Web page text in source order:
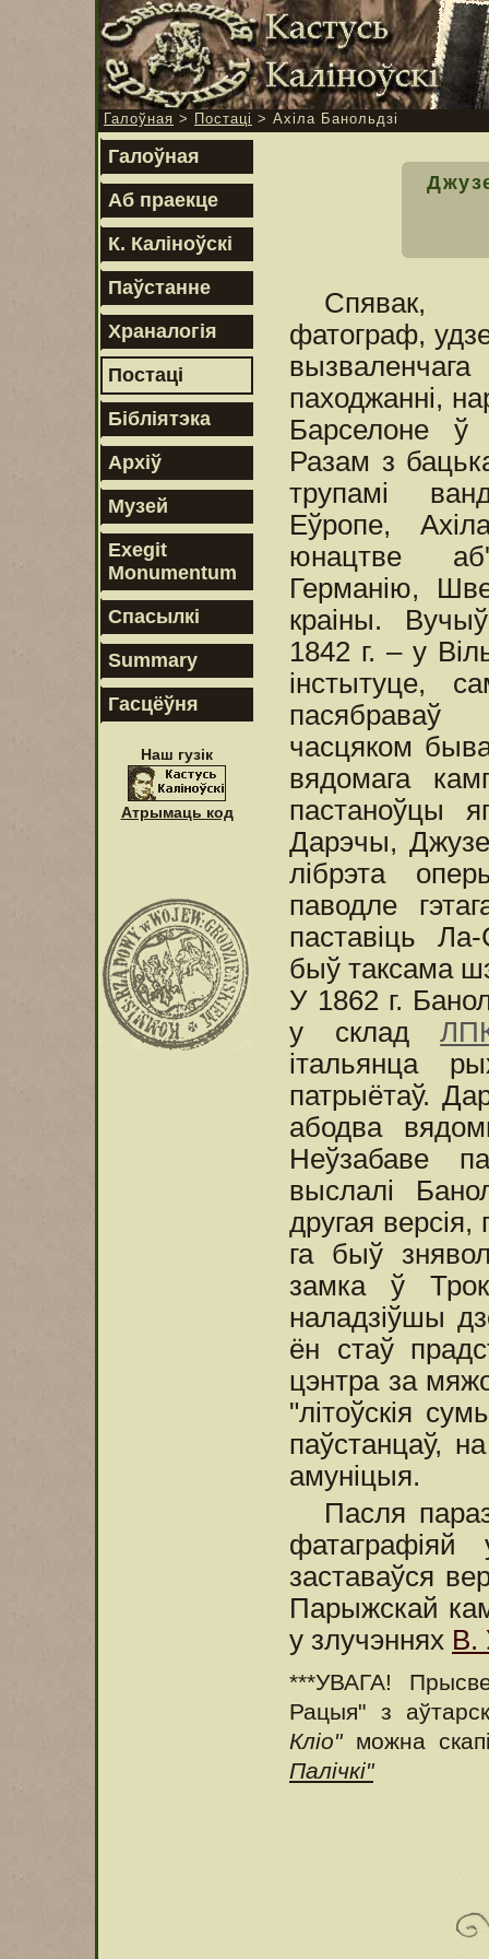
Галоўная > Постаці > Ахіла Банольдзі
Галоўная
Аб праекце
К. Каліноўскі
Паўстанне
Храналогія
Постаці
Бібліятэка
Архіў
Музей
Exegit
Monumentum
Спасылкі
Summary
Гасцёўня
Наш гузік
Атрымаць код
Спявак,
фатограф,
паходжанні,
Барселоне ў
Разам з
трупамі
Еўропе,
юнацтве
Германію,
краіны.
1842 г. – у
інстытуце,
часцяком
вядомага
пастаноўцы
Дарэчы,
лібрэта
паводле
паставіць
быў таксама
У 1862 г.
у склад
італьянца
патрыётаў.
абодва
Неўзабаве
выслалі
другая
га быў
замка ў
наладзіўшы
ён стаў
цэнтра за
"літоўскія
паўстанцаў,
амуніцыя.
Пасля
заставаўся
Парыжскай
у злучэннях В.
***УВАГА!
Рацыя" з
Кліо"можна
Палічкі"